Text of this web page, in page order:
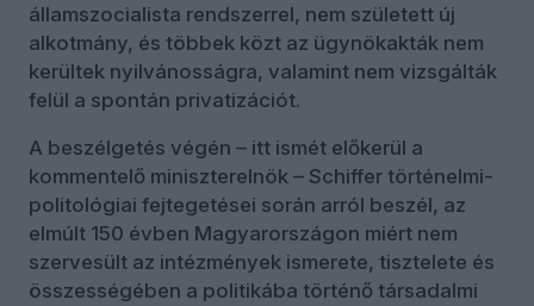
államszocialista rendszerrel, nem született új
alkotmány, és többek közt az ügynökakták nem
kerültek nyilvánosságra, valamint nem vizsgálták
felül a spontán privatizációt.
A beszélgetés végén – itt ismét előkerül a
kommentelő miniszterelnök – Schiffer történelmi-
politológiai fejtegetései során arról beszél, az
elmúlt 150 évben Magyarországon miért nem
szervesült az intézmények ismerete, tisztelete és
összességében a politikába történő társadalmi